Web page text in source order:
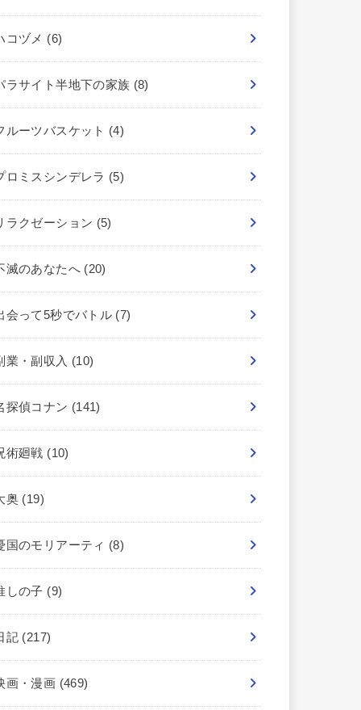
コヅメ (6)
ラサイト半地下の家族 (8)
ルーツバスケット (4)
ロミスシンデレラ (5)
ラクゼーション (5)
滅のあなたへ (20)
会って5秒でバトル (7)
業・副収入 (10)
探偵コナン (141)
術廻戦 (10)
奥 (19)
国のモリアーティ (8)
しの子 (9)
記 (217)
画・漫画 (469)